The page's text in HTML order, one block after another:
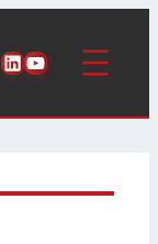
LinkedIn
YouTube